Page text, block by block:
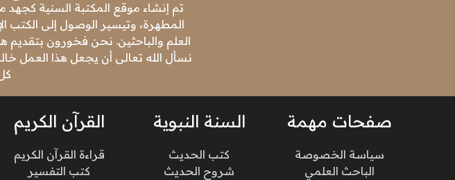
تم إنشاء موقع المكتبة السنية كجهد
المطهرة، وتيسير الوصول إلى الكتب
العلم والباحثين. نحن فخورون بتقديم
نسأل الله تعالى أن يجعل هذا العمل
صفحات مهمة
سياسة الخصوصة
الباحث العلمي
السنة النبوية
كتب الحديث
شروح الحديث
القرآن الكريم
قراءة القرآن الكريم
كتب التفسير